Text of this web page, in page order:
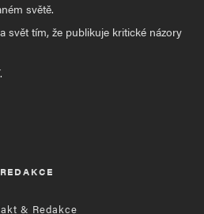
světě.
svět tím, že publikuje kritické názory
REDAKCE
& Redakce